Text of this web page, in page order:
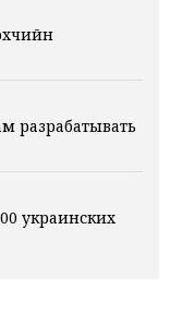
разрабатывать
украинских